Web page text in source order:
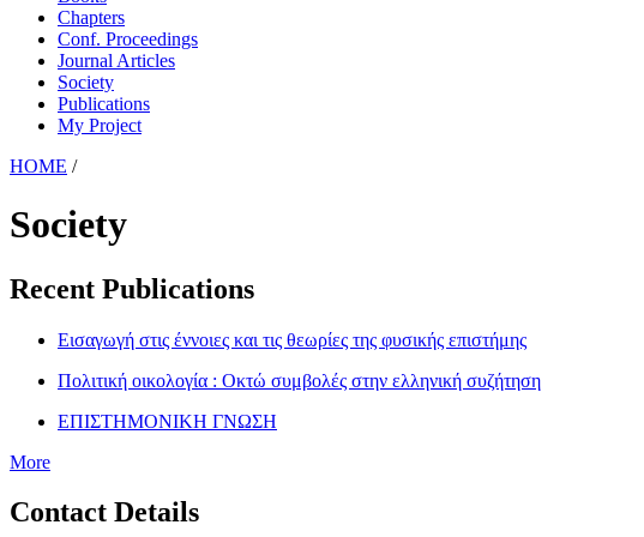
Chapters
Conf. Proceedings
Journal Articles
Society
Publications
My Project
HOME /
Society
Recent Publications
Εισαγωγή στις έννοιες και τις θεωρίες της φυσικής επιστήμης
Πολιτική οικολογία : Οκτώ συμβολές στην ελληνική συζήτηση
ΕΠΙΣΤΗΜΟΝΙΚΗ ΓΝΩΣΗ
More
Contact Details